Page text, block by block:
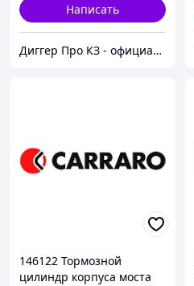
Написать
Диггер Про КЗ - официальный представитель CARRARO и DANA SPICER
146122 Тормозной
цилиндр корпуса моста